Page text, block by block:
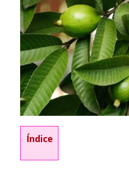
Índice